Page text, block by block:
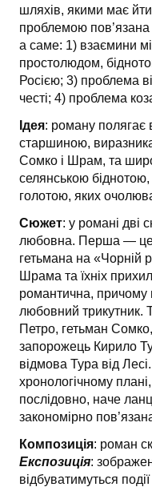
шляхів, якими має
проблемою
а саме: 1) взаємини
простолюдом,
Росією; 3) проблема
честі; 4) проблема
Ідея: роману полягає
старшиною,
Сомко і Шрам, та
селян­ською
голотою, яких
Сюжет: у романі дві
любовна. Перша — це
гетьмана на «Чорній
Шрама та їхніх
романтична, причому
любовний трикутник.
Петро, гетьман
запорожець Кирило
відмова Тура від
хроноло­гічному
послідовно, наче
закономірно
Композиція: роман
Експозиція:
відбувати­муться